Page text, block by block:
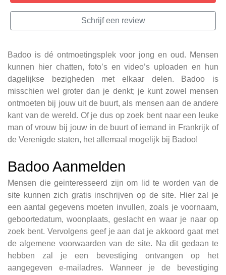
Schrijf een review
Badoo is dé ontmoetingsplek voor jong en oud. Mensen
kunnen hier chatten, foto’s en video’s uploaden en hun
dagelijkse bezigheden met elkaar delen. Badoo is
misschien wel groter dan je denkt; je kunt zowel mensen
ontmoeten bij jouw uit de buurt, als mensen aan de andere
kant van de wereld. Of je dus op zoek bent naar een leuke
man of vrouw bij jouw in de buurt of iemand in Frankrijk of
de Verenigde staten, het allemaal mogelijk bij Badoo!
Badoo Aanmelden
Mensen die geinteresseerd zijn om lid te worden van de
site kunnen zich gratis inschrijven op de site. Hier zal je
een aantal gegevens moeten invullen, zoals je voornaam,
geboortedatum, woonplaats, geslacht en waar je naar op
zoek bent. Vervolgens geef je aan dat je akkoord gaat met
de algemene voorwaarden van de site. Na dit gedaan te
hebben zal je een bevestiging ontvangen op het
aangegeven e-mailadres. Wanneer je de bevestiging